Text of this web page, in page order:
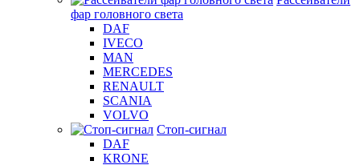
фар головного света
DAF
IVECO
MAN
MERCEDES
RENAULT
SCANIA
VOLVO
Стоп-сигнал
DAF
KRONE